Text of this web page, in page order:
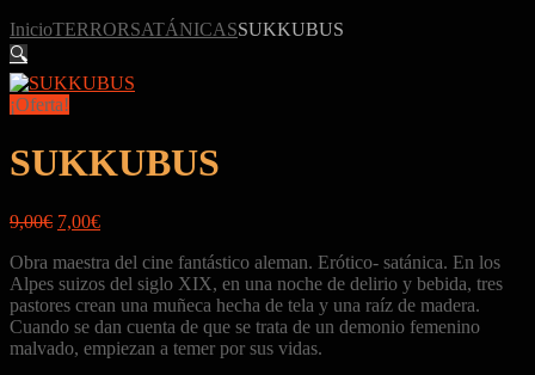
InicioTERRORSATÁNICASSUKKUBUS
🔍
¡Oferta!
SUKKUBUS
9,00€ El
original
era:
9,00€.
7,00€El
actual
es:
7,00€.
Obra maestra del cine fantástico aleman. Erótico- satánica. En los
Alpes suizos del siglo XIX, en una noche de delirio y bebida, tres
pastores crean una muñeca hecha de tela y una raíz de madera.
Cuando se dan cuenta de que se trata de un demonio femenino
malvado, empiezan a temer por sus vidas.